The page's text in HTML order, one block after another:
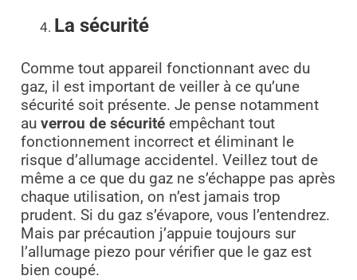
La sécurité
Comme tout appareil fonctionnant avec du
gaz, il est important de veiller à ce qu’une
sécurité soit présente. Je pense notamment
au verrou de sécuritéempêchant tout
fonctionnement incorrect et éliminant le
risque d’allumage accidentel. Veillez tout de
même a ce que du gaz ne s’échappe pas après
chaque utilisation, on n’est jamais trop
prudent. Si du gaz s’évapore, vous l’entendrez.
Mais par précaution j’appuie toujours sur
l’allumage piezo pour vérifier que le gaz est
bien coupé.